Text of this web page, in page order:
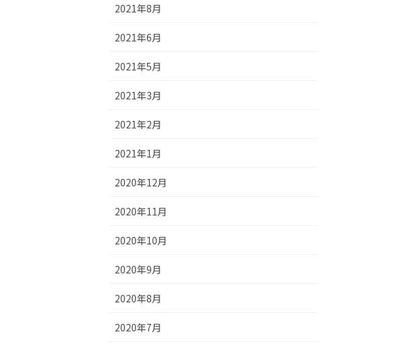
2021年8月
2021年6月
2021年5月
2021年3月
2021年2月
2021年1月
2020年12月
2020年11月
2020年10月
2020年9月
2020年8月
2020年7月